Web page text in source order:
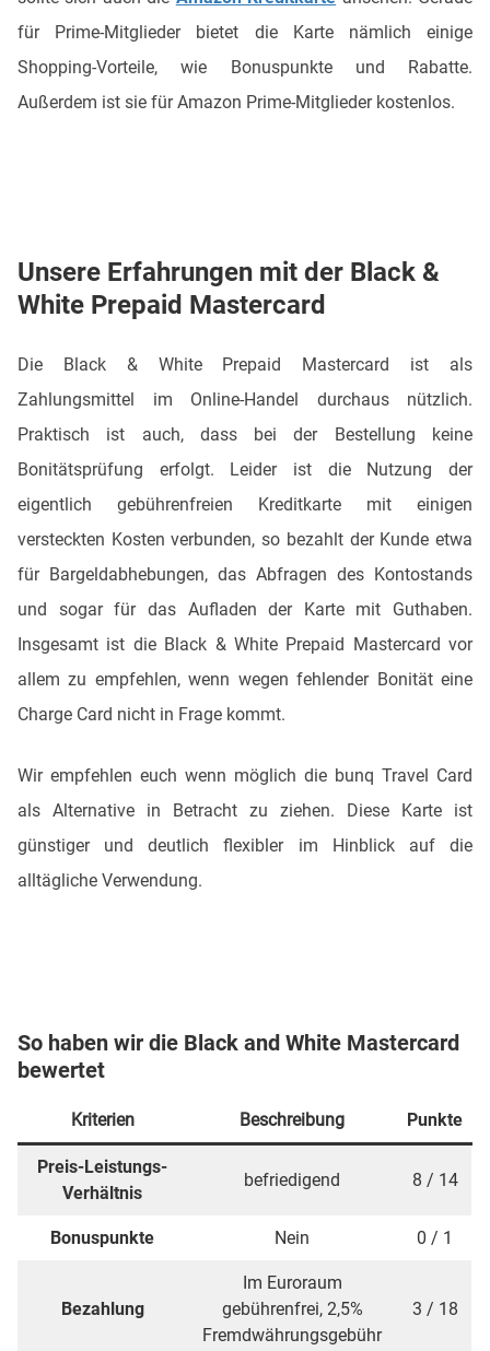
für Prime-Mitglieder bietet die Karte nämlich einige
Shopping-Vorteile, wie Bonuspunkte und Rabatte.
Außerdem ist sie für Amazon Prime-Mitglieder kostenlos.
Unsere Erfahrungen mit der Black &
White Prepaid Mastercard
Die Black & White Prepaid Mastercard ist als
Zahlungsmittel im Online-Handel durchaus nützlich.
Praktisch ist auch, dass bei der Bestellung keine
Bonitätsprüfung erfolgt. Leider ist die Nutzung der
eigentlich gebührenfreien Kreditkarte mit einigen
versteckten Kosten verbunden, so bezahlt der Kunde etwa
für Bargeldabhebungen, das Abfragen des Kontostands
und sogar für das Aufladen der Karte mit Guthaben.
Insgesamt ist die Black & White Prepaid Mastercard vor
allem zu empfehlen, wenn wegen fehlender Bonität eine
Charge Card nicht in Frage kommt.
Wir empfehlen euch wenn möglich die bunq Travel Card
als Alternative in Betracht zu ziehen. Diese Karte ist
günstiger und deutlich flexibler im Hinblick auf die
alltägliche Verwendung.
So haben wir die Black and White Mastercard
bewertet
Kriterien Beschreibung Punkte
Preis-Leistungs-
Verhältnis
befriedigend 8 / 14
Bonuspunkte Nein 0 / 1
Bezahlung
Im Euroraum
gebührenfrei, 2,5%
Fremdwährungsgebühr
3 / 18